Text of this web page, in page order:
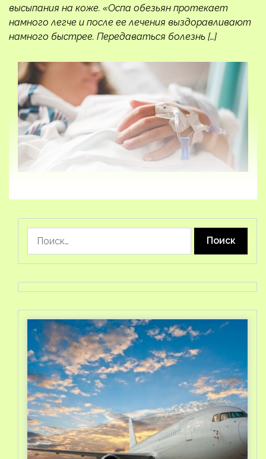
высыпания на коже. «Оспа обезьян протекает
намного легче и после ее лечения выздоравливают
намного быстрее. Передаваться болезнь […]